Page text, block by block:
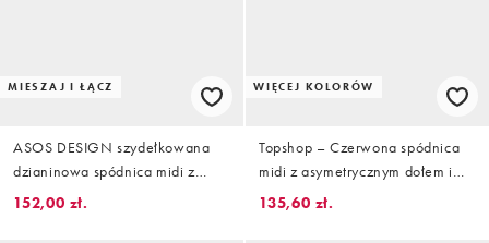
MIESZAJ I ŁĄCZ
ASOS DESIGN szydełkowana
dzianinowa spódnica midi z
frędzlami i falbaną, część
152,00 zł.
WIĘCEJ KOLORÓW
Topshop – Czerwona spódnica
midi z asymetrycznym dołem i
falbanką
135,60 zł.